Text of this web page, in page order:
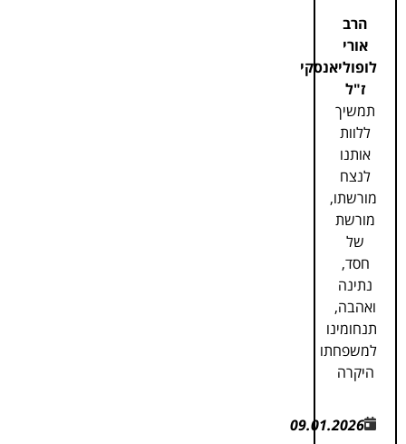
הרב
אורי
לופוליאנסקי
ז"ל
תמשיך
ללוות
אותנו
לנצח
מורשתו,
מורשת
של
חסד,
נתינה
ואהבה,
תנחומינו
למשפחתו
היקרה
09.01.2026